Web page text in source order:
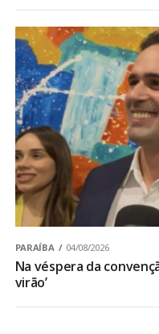
PARAÍBA 04/08/2026
Na véspera da
virão’